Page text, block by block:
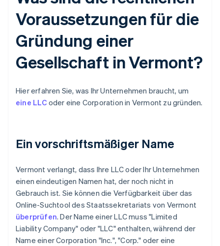
Voraussetzungen für die
Gründung einer
Gesellschaft in Vermont?
Hier erfahren Sie, was Ihr Unternehmen braucht, um
eine LLC oder eine Corporation in Vermont zu gründen.
Ein vorschriftsmäßiger Name
Vermont verlangt, dass Ihre LLC oder Ihr Unternehmen
einen eindeutigen Namen hat, der noch nicht in
Gebrauch ist. Sie können die Verfügbarkeit über das
Online-Suchtool des Staatssekretariats von Vermont
überprüfen. Der Name einer LLC muss "Limited
Liability Company" oder "LLC" enthalten, während der
Name einer Corporation "Inc.", "Corp." oder eine